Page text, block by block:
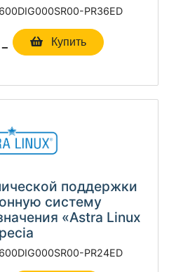
PR36ED
Купить
поддержки
систему
«Astra Linux
PR24ED